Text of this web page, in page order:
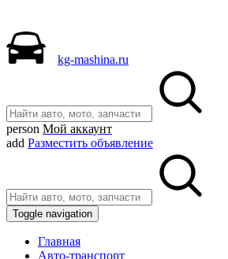
kg-mashina.ru
person Мой аккаунт
add Разместить объявление
Toggle navigation
Главная
Авто-транспорт